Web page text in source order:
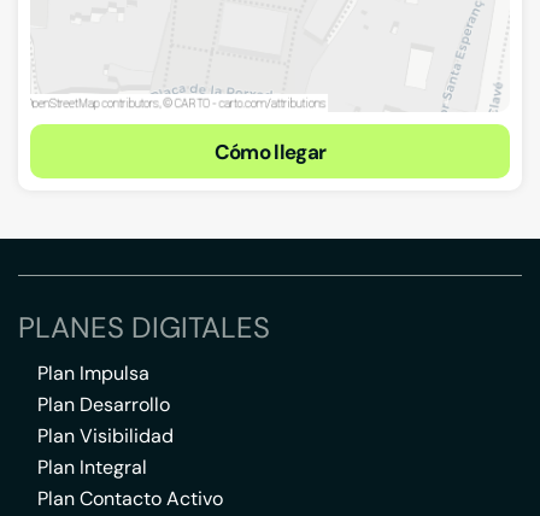
Cómo llegar
PLANES DIGITALES
Plan Impulsa
Plan Desarrollo
Plan Visibilidad
Plan Integral
Plan Contacto Activo